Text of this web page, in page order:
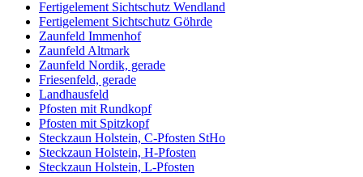
Fertigelement Sichtschutz Wendland
Fertigelement Sichtschutz Göhrde
Zaunfeld Immenhof
Zaunfeld Altmark
Zaunfeld Nordik, gerade
Friesenfeld, gerade
Landhausfeld
Pfosten mit Rundkopf
Pfosten mit Spitzkopf
Steckzaun Holstein, C-Pfosten StHo
Steckzaun Holstein, H-Pfosten
Steckzaun Holstein, L-Pfosten